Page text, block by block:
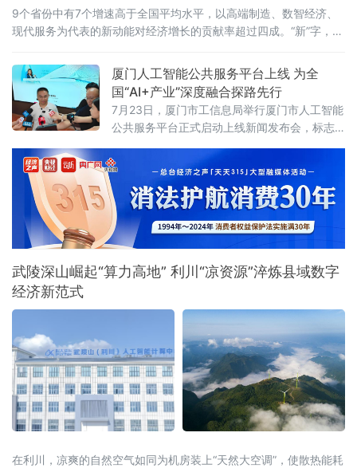
9个省份中有7个增速高于全国平均水平，以高端制造、数智经济、
现代服务为代表的新动能对经济增长的贡献率超过四成。“新”字，成
全国从经济总量看，多厦门人工智能公共服务平台上线 为全
国“AI+产业”深度融合探路先行
7月23日，厦门市工信息局举行厦门市人工智能
公共服务平台正式启动上线新闻发布会，标志
模式，为千行百业安装上“AI引擎”，助力全市数
字经济迈向高质量发展新阶段。打造一体化人
工智能公共服务载体此次上线的平台以“慧企
云”为基础，集技术赋能、资源整合、产业驱动
于一体，提供行业报告定制、AI全能力超市、场
景供需匹配、AI投融资、具身智
武陵深山崛起“算力高地” 利川“凉资源”淬炼县域数字
经济新范式
在利川，凉爽的自然空气如同为机房装上“天然大空调”，使散热能耗